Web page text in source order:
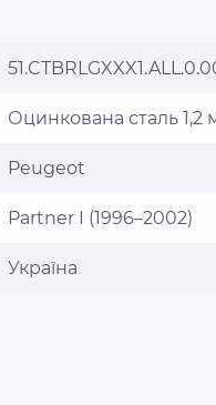
Оцинкована сталь 1,2
Peugeot
Partner I (1996–2002)
Україна